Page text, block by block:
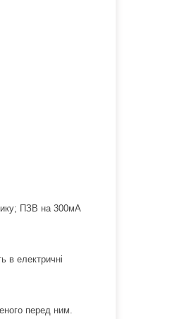
ПЗВ на 300мА
в електричні
перед ним.